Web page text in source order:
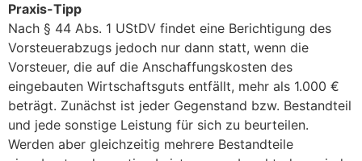
Praxis-Tipp
Nach § 44 Abs. 1 UStDV findet eine Berichtigung des
Vorsteuerabzugs jedoch nur dann statt, wenn die
Vorsteuer, die auf die Anschaffungskosten des
eingebauten Wirtschaftsguts entfällt, mehr als 1.000 €
beträgt. Zunächst ist jeder Gegenstand bzw. Bestandteil
und jede sonstige Leistung für sich zu beurteilen.
Werden aber gleichzeitig mehrere Bestandteile